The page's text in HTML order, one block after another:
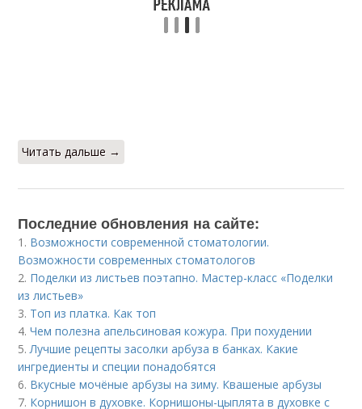
Читать дальше →
Последние обновления на сайте:
1. Возможности современной стоматологии.
Возможности современных стоматологов
2. Поделки из листьев поэтапно. Мастер-класс «Поделки
из листьев»
3. Топ из платка. Как топ
4.Чем полезна апельсиновая кожура. При похудении
5.Лучшие рецепты засолки арбуза в банках. Какие
ингредиенты и специи понадобятся
6. Вкусные мочёные арбузы на зиму. Квашеные арбузы
7. Корнишон в духовке. Корнишоны-цыплята в духовке с